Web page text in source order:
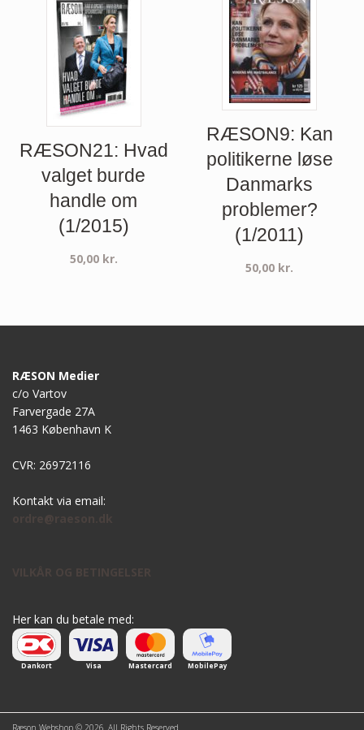
RÆSON21: Hvad
valget burde
handle om
(1/2015)
50,00 kr.
RÆSON9: Kan
politikerne løse
Danmarks
problemer?
(1/2011)
50,00 kr.
RÆSON Medier
c/o Vartov
Farvergade 27A
1463 København K
CVR: 26972116
Kontakt via email:
ordre@raeson.dk
VILKÅR OG BETINGELSER
Her kan du betale med:
Dankort Visa Mastercard MobilePay
Ræson Webshop © 2026. All Rights Reserved.